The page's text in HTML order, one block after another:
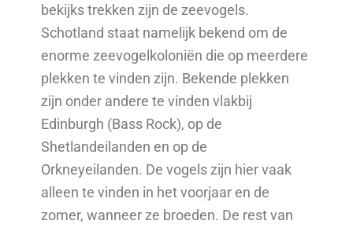
bekijks trekken zijn de zeevogels.
Schotland staat namelijk bekend om de
enorme zeevogelkoloniën die op meerdere
plekken te vinden zijn. Bekende plekken
zijn onder andere te vinden vlakbij
Edinburgh (Bass Rock), op de
Shetlandeilanden en op de
Orkneyeilanden. De vogels zijn hier vaak
alleen te vinden in het voorjaar en de
zomer, wanneer ze broeden. De rest van